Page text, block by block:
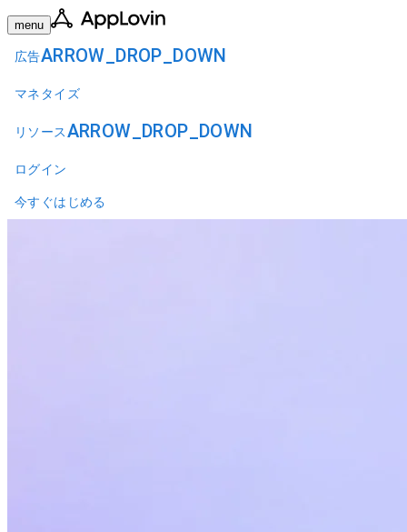
menu
広告ARROW_DROP_DOWN
マネタイズ
リソースARROW_DROP_DOWN
ログイン
今すぐはじめる